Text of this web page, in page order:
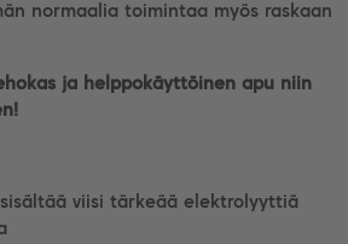
normaalia toimintaa myös raskaan
ja helppokäyttöinen apu niin
viisi tärkeää elektrolyyttiä